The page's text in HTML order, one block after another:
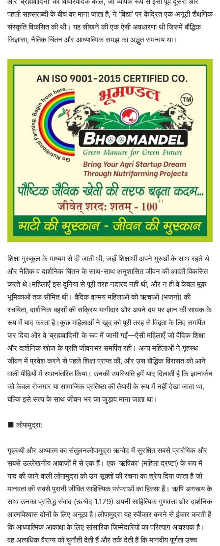
पहली सहस्राब्दी के बीच का माना जाता है, ने ‘विद्या’ पर केंद्रित एक अनूठी शैक्षणिक
संस्कृति विकसित की थी। यह सीखने की एक ऐसी अवधारणा थी जिसमें बौद्धिक
जिज्ञासा, नैतिक चिंतन और आध्यात्मिक समझ का अद्भुत समन्वय था।
शिक्षा गुरुकुल के माध्यम से दी जाती थी, जहाँ शिक्षार्थी अपने गुरुओं के साथ रहते थे
और नैतिक व दार्शनिक चिंतन के साथ-साथ अनुशासित जीवन की आदतें विकसित
करते थे।महिलाएँ इस दुनिया से पूरी तरह नदारद नहीं थीं, और न ही वे केवल मूक
भूमिकाओं तक सीमित थीं। वैदिक वांग्मय महिलाओं को ऋचाओं (भजनों) की
रचयिता, दार्शनिक बहसों की सक्रिय भागीदार और अपने दम पर ज्ञान की साधक के
रूप में याद करता है।कुछ महिलाओं ने खुद को पूरी तरह से विद्वता के लिए समर्पित
कर दिया और वे ‘ब्रह्मवादिनी’ के रूप में जानी गईं—ऐसी महिलाएँ जो वैदिक शिक्षा
और दार्शनिक खोज के प्रति जीवनभर समर्पित रहीं। अन्य महिलाओं ने गृहस्थ
जीवन में प्रवेश करने से पहले शिक्षा प्राप्त की, और उस बौद्धिक विरासत को आने
वाली पीढ़ियों में स्थानांतरित किया। उनकी उपस्थिति हमें याद दिलाती है कि ज्ञानार्जन
को केवल रोजगार या सामाजिक प्रतिष्ठा की तैयारी के रूप में नहीं देखा जाता था,
बल्कि इसे सत्य के साथ जीवन भर का जुड़ाव माना जाता था।
■ लोपामुद्रा:
गृहस्थी और अध्यात्म का संतुलनलोपामुद्रा ऋग्वेद में सुरक्षित सबसे प्रारंभिक और
सबसे उल्लेखनीय आवाज़ों में से एक हैं। एक ‘ऋषिका’ (महिला द्रष्टा) के रूप में
याद की जाने वाली लोपामुद्रा को उन सूक्तों की रचना का श्रेय दिया जाता है जो
मानवता की सबसे पुरानी जीवित साहित्यिक परंपराओं का हिस्सा हैं। ऋषि अगस्त्य के
साथ उनका प्रसिद्ध संवाद (ऋग्वेद 1.179) अपनी साहित्यिक गुणवत्ता और दार्शनिक
आत्मविश्वास दोनों के लिए अनूठा है।लोपामुद्रा यह स्वीकार करने से इंकार करती हैं
कि आध्यात्मिक आकांक्षा के लिए सांसारिक जिम्मेदारियों का परित्याग आवश्यक है।
वह अत्यधिक वैराग्य को चुनौती देती हैं और तर्क देती हैं कि मानवीय पूर्णता उच्च